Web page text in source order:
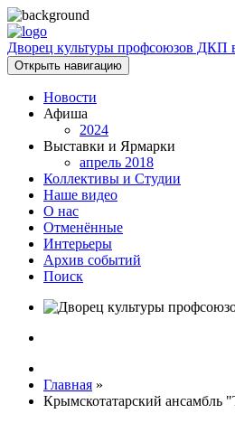
Дворец культуры профсоюзов ДКП
Открыть навигацию
Новости
Афиша
2024
Выставки и Ярмарки
апрель 2018
Коллективы и Студии
Наше видео
О нас
Отменённые
Интерьеры
Архив событий
Поиск
Главная »
Крымскотатарский ансамбль